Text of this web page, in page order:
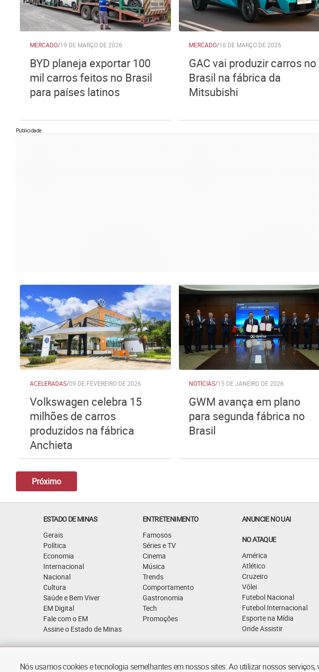
MERCADO/19 DE MARÇO DE 2026
BYD planeja exportar 100
mil carros feitos no Brasil
para países latinos
MERCADO/16 DE MARÇO DE 2026
GAC vai produzir carros no
Brasil na fábrica da
Mitsubishi
Publicidade
ACELERADAS/09 DE FEVEREIRO DE 2026
Volkswagen celebra 15
milhões de carros
produzidos na fábrica
Anchieta
NOTÍCIAS/15 DE JANEIRO DE 2026
GWM avança em plano
para segunda fábrica no
Brasil
Próximo
ESTADO DE MINAS
Gerais
Política
Economia
Internacional
Nacional
Cultura
Saúde e Bem Viver
EM Digital
Fale com o EM
Assine o Estado de Minas
ENTRETENIMENTO
Famosos
Séries e TV
Cinema
Música
Trends
Comportamento
Gastronomia
Tech
Promoções
ANUNCIE NO UAI
NO ATAQUE
América
Atlético
Cruzeiro
Vôlei
Futebol Nacional
Futebol Internacional
Esporte na Mídia
Onde Assistir
Quem Somos Política de Privacidade
Nós usamos cookies e tecnologia semelhantes em nossos sites. Ao utilizar nossos